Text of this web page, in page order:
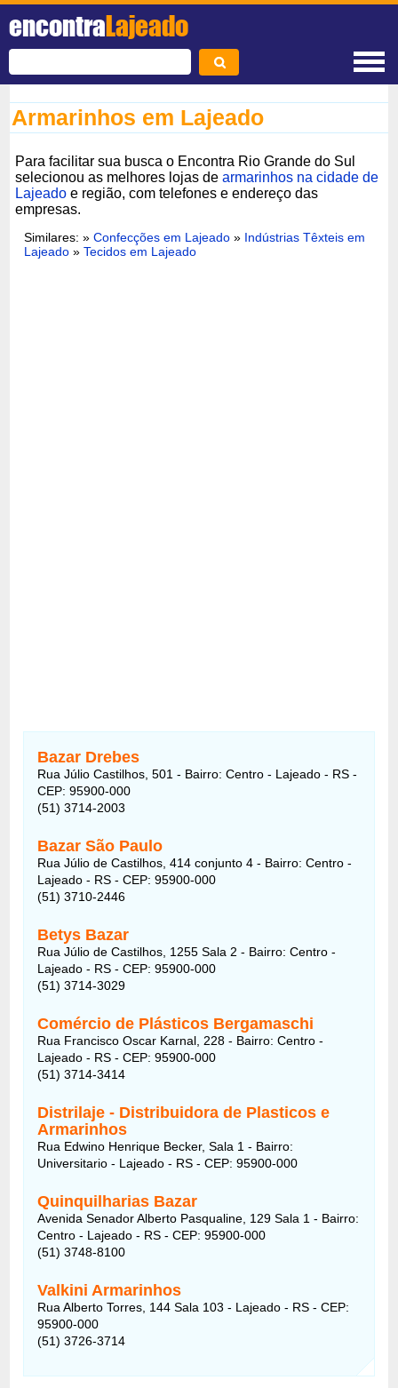
encontraLajeado
Armarinhos em Lajeado
Para facilitar sua busca o Encontra Rio Grande do Sul
selecionou as melhores lojas dearmarinhos na cidade de
Lajeado e região, com telefones e endereço das
empresas.
Similares: »Confecções em Lajeado » Indústrias Têxteis em
Lajeado »Tecidos em Lajeado
Bazar Drebes
Rua Júlio Castilhos, 501 - Bairro: Centro - Lajeado - RS -
CEP: 95900-000
(51) 3714-2003
Bazar São Paulo
Rua Júlio de Castilhos, 414 conjunto 4 - Bairro: Centro -
Lajeado - RS - CEP: 95900-000
(51) 3710-2446
Betys Bazar
Rua Júlio de Castilhos, 1255 Sala 2 - Bairro: Centro -
Lajeado - RS - CEP: 95900-000
(51) 3714-3029
Comércio de Plásticos Bergamaschi
Rua Francisco Oscar Karnal, 228 - Bairro: Centro -
Lajeado - RS - CEP: 95900-000
(51) 3714-3414
Distrilaje - Distribuidora de Plasticos e
Armarinhos
Rua Edwino Henrique Becker, Sala 1 - Bairro:
Universitario - Lajeado - RS - CEP: 95900-000
Quinquilharias Bazar
Avenida Senador Alberto Pasqualine, 129 Sala 1 - Bairro:
Centro - Lajeado - RS - CEP: 95900-000
(51) 3748-8100
Valkini Armarinhos
Rua Alberto Torres, 144 Sala 103 - Lajeado - RS - CEP:
95900-000
(51) 3726-3714